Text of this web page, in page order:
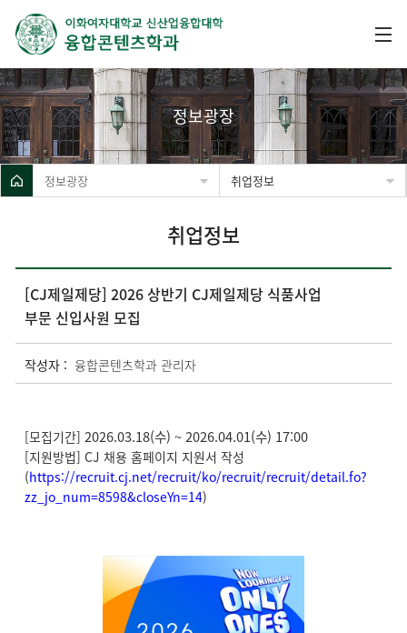
정보광장
정보광장 취업정보
취업정보
[CJ제일제당] 2026 상반기 CJ제일제당 식품사업
부문 신입사원 모집
작성자 : 융합콘텐츠학과 관리자
[모집기간] 2026.03.18(수) ~ 2026.04.01(수) 17:00
[지원방법] CJ 채용 홈페이지 지원서 작성
(https://recruit.cj.net/recruit/ko/recruit/recruit/detail.fo?
zz_jo_num=8598&closeYn=14)